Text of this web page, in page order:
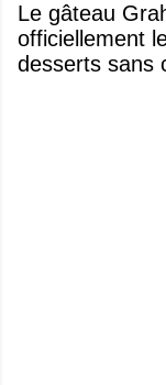
Le gâteau Graham et fraises se mérite
officiellement
desserts sans